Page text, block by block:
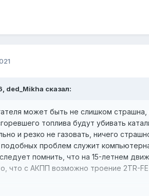
ded_Mikha сказал:
может быть не слишком
топлива будут убивать
и резко не газовать, ничего
проблем служит
помнить, что на 15-летнем
что с АКПП возможно троение 2TR-